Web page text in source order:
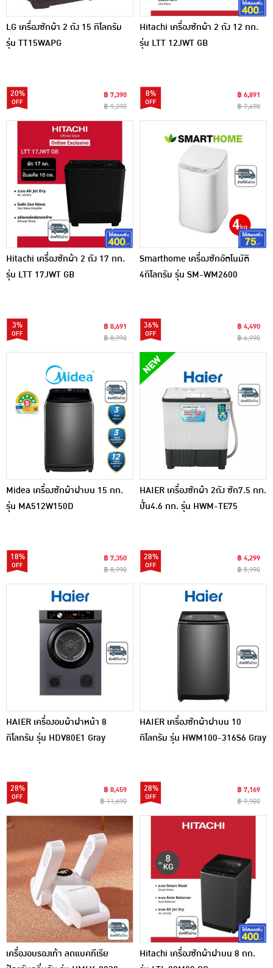
LG เครื่องซักผ้า 2 ถัง 15 กิโลกรัม
รุ่น TT15WAPG
20%
฿ 7,390
฿ 9,290
Hitachi เครื่องซักผ้า 2 ถัง 12 กก.
รุ่น LTT 12JWT GB
8%
฿ 6,891
฿ 7,490
Hitachi เครื่องซักผ้า 2 ถัง 17 กก.
รุ่น LTT 17JWT GB
3%
฿ 8,691
฿ 8,990
Smarthome เครื่องซักอัตโนมัติ
4กิโลกรัม รุ่น SM-WM2600
36%
฿ 4,490
฿ 6,990
Midea เครื่องซักผ้าฝาบน 15 กก.
รุ่น MA512W150D
18%
฿ 7,350
฿ 8,990
HAIER เครื่องซักผ้า 2ถัง ซัก7.5 กก.
ปั่น4.6 กก. รุ่น HWM-TE75
28%
฿ 4,299
฿ 5,990
HAIER เครื่องอบผ้าฝาหน้า 8
กิโลกรัม รุ่น HDV80E1 Gray
28%
฿ 8,459
฿ 11,690
HAIER เครื่องซักผ้าฝาบน 10
กิโลกรัม รุ่น HWM100-316S6 Gray
28%
฿ 7,169
฿ 9,900
เครื่องอบรองเท้า ลดแบคทีเรีย
Hitachi เครื่องซักผ้าฝาบน 8 กก.